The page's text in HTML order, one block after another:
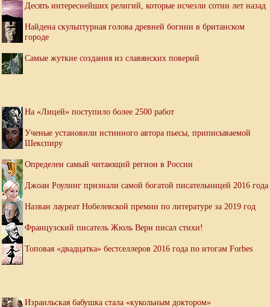
Десять интереснейших религий, которые исчезли сотни лет назад
Найдена скульптурная голова древней богини в британском
городе
Самые жуткие создания из славянских поверий
На «Лицей» поступило более 2500 работ
Ученые установили истинного автора пьесы, приписываемой
Шекспиру
Определен самый читающий регион в России
Джоан Роулинг признали самой богатой писательницей 2016 года
Назван лауреат Нобелевской премии по литературе за 2019 год
Французский писатель Жюль Верн писал стихи!
Топовая «двадцатка» бестселлеров 2016 года по итогам Forbes
Израильская бабушка стала «кукольным доктором»